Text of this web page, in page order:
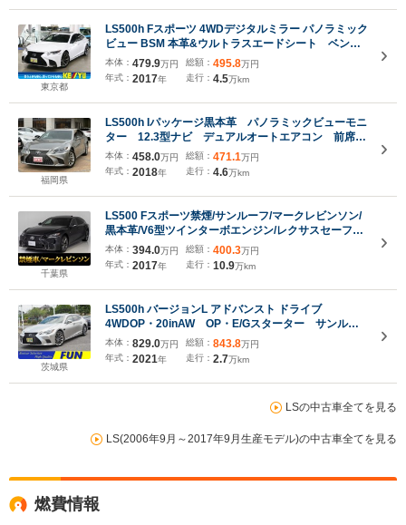
東京都
LS500h Fスポーツ 4WDデジタルミラー パノラミック
ビュー BSM 本革&ウルトラスエードシート ベンチ
レーション 前後シート&ステアヒーター パワート
ランク HUD 12.3インチナビ ブルーレイ
ETC2.0 三眼LED
本体： 479.9万円
年式： 2017年
総額： 495.8万円
走行： 4.5万km
福岡県
LS500h Iパッケージ黒本革 パノラミックビューモニ
ター 12.3型ナビ デュアルオートエアコン 前席シ
ートヒーター&ベンチレーション 三眼LEDヘッドラ
イト 前後ドラレコ レーダー探知機 ETC2.0
本体： 458.0万円
年式： 2018年
総額： 471.1万円
走行： 4.6万km
千葉県
LS500 Fスポーツ禁煙/サンルーフ/マークレビンソン/
黒本革/V6型ツインターボエンジン/レクサスセーフテ
ィシステム+A/デジタルインナーミラー/ハンズフリー
パワートランク/パノラミックビューモニター/専用イ
ンテリア&エクステリア
本体： 394.0万円
年式： 2017年
総額： 400.3万円
走行： 10.9万km
茨城県
LS500h バージョンL アドバンスト ドライブ
4WDOP・20inAW OP・E/Gスターター サンルー
フ セーフティシステムプラスA チームメイト D
インナーミラー HUD BSM 全周囲 マクレビ
12.3inタッチディスプレイ ハンズフリーPトラン
ク 黒革シート
本体： 829.0万円
年式： 2021年
総額： 843.8万円
走行： 2.7万km
LSの中古車全てを見る
LS(2006年9月～2017年9月生産モデル)の中古車全てを見る
燃費情報